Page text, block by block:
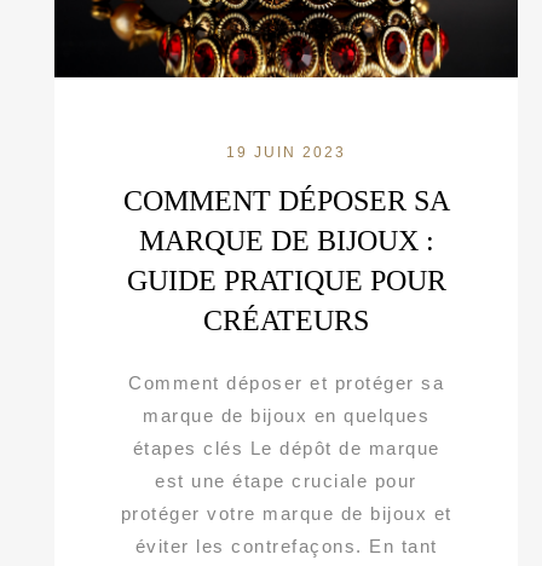
19 JUIN 2023
COMMENT DÉPOSER SA
MARQUE DE BIJOUX :
GUIDE PRATIQUE POUR
CRÉATEURS
Comment déposer et protéger sa
marque de bijoux en quelques
étapes clés Le dépôt de marque
est une étape cruciale pour
protéger votre marque de bijoux et
éviter les contrefaçons. En tant